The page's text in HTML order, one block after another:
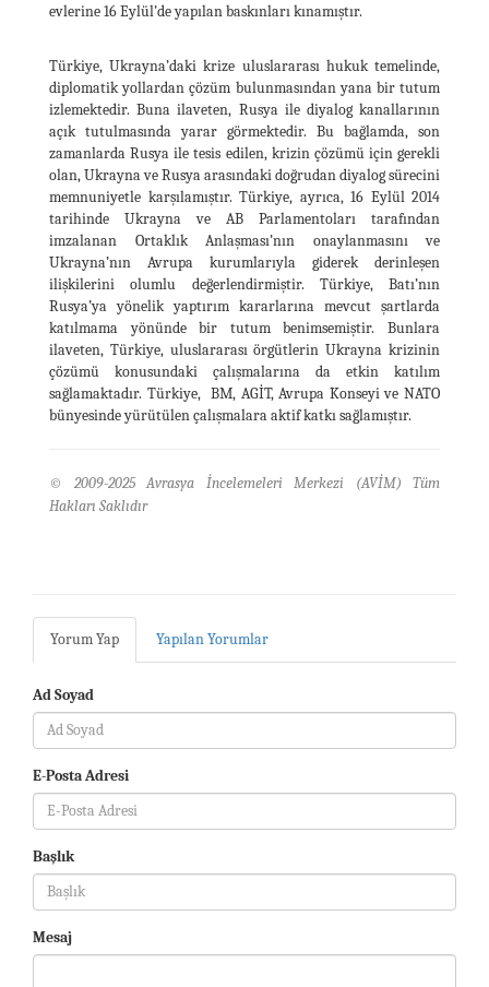
evlerine 16 Eylül’de yapılan baskınları kınamıştır.
Türkiye, Ukrayna’daki krize uluslararası hukuk temelinde,
diplomatik yollardan çözüm bulunmasından yana bir tutum
izlemektedir. Buna ilaveten, Rusya ile diyalog kanallarının
açık tutulmasında yarar görmektedir. Bu bağlamda, son
zamanlarda Rusya ile tesis edilen, krizin çözümü için gerekli
olan, Ukrayna ve Rusya arasındaki doğrudan diyalog sürecini
memnuniyetle karşılamıştır. Türkiye, ayrıca, 16 Eylül 2014
tarihinde Ukrayna ve AB Parlamentoları tarafından
imzalanan Ortaklık Anlaşması’nın onaylanmasını ve
Ukrayna’nın Avrupa kurumlarıyla giderek derinleşen
ilişkilerini olumlu değerlendirmiştir. Türkiye, Batı’nın
Rusya’ya yönelik yaptırım kararlarına mevcut şartlarda
katılmama yönünde bir tutum benimsemiştir. Bunlara
ilaveten, Türkiye, uluslararası örgütlerin Ukrayna krizinin
çözümü konusundaki çalışmalarına da etkin katılım
sağlamaktadır. Türkiye, BM, AGİT, Avrupa Konseyi ve NATO
bünyesinde yürütülen çalışmalara aktif katkı sağlamıştır.
© 2009-2025 Avrasya İncelemeleri Merkezi (AVİM) Tüm
Hakları Saklıdır
Yorum Yap Yapılan Yorumlar
Ad Soyad
E-Posta Adresi
Başlık
Mesaj